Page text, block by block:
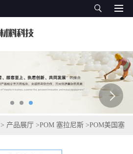
> 产品展厅 >POM 塞拉尼斯 >POM美国塞